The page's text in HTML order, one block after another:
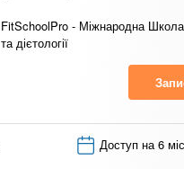
FitSchoolPro - Міжнародна Школа
та дієтології
Доступ на 6 міс